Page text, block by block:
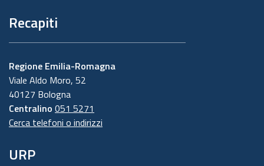
Recapiti
Regione Emilia-Romagna
Viale Aldo Moro, 52
40127 Bologna
Centralino 051 5271
Cerca telefoni o indirizzi
URP